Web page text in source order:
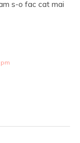
s-o fac cat mai